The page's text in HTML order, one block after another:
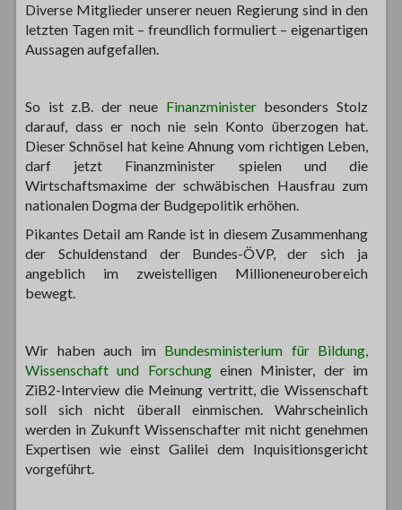
Diverse Mitglieder unserer neuen Regierung sind in den
letzten Tagen mit – freundlich formuliert – eigenartigen
Aussagen aufgefallen.
So ist z.B. der neue Finanzministerbesonders Stolz
darauf, dass er noch nie sein Konto überzogen hat.
Dieser Schnösel hat keine Ahnung vom richtigen Leben,
darf jetzt Finanzminister spielen und die
Wirtschaftsmaxime der schwäbischen Hausfrau zum
nationalen Dogma der Budgepolitik erhöhen.
Pikantes Detail am Rande ist in diesem Zusammenhang
der Schuldenstand der Bundes-ÖVP, der sich ja
angeblich im zweistelligen Millioneneurobereich
bewegt.
Wir haben auch im Bundesministerium für Bildung,
Wissenschaft und Forschungeinen Minister, der im
ZiB2-Interview die Meinung vertritt, die Wissenschaft
soll sich nicht überall einmischen. Wahrscheinlich
werden in Zukunft Wissenschafter mit nicht genehmen
Expertisen wie einst Galilei dem Inquisitionsgericht
vorgeführt.